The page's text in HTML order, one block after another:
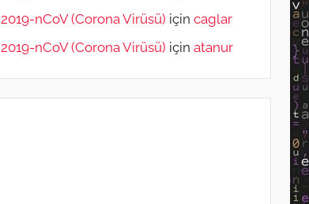
2019-nCoV (Corona Virüsü) için caglar
2019-nCoV (Corona Virüsü) için atanur